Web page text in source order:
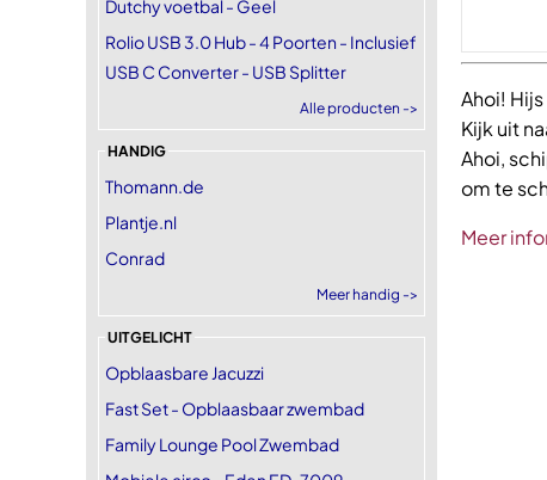
Dutchy voetbal - Geel
Rolio USB 3.0 Hub - 4 Poorten - Inclusief
USB C Converter - USB Splitter
Alle producten ->
HANDIG
Thomann.de
Plantje.nl
Conrad
Meer handig ->
UITGELICHT
Opblaasbare Jacuzzi
Fast Set - Opblaasbaar zwembad
Family Lounge Pool Zwembad
Ahoi!
Kijk uit
Ahoi,
om te
Meer